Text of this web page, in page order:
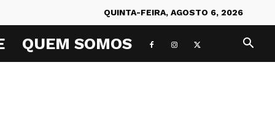
QUINTA-FEIRA, AGOSTO 6, 2026
QUEM SOMOS